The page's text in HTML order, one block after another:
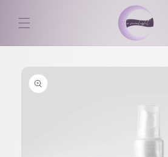
conteúdo
informação
do produto